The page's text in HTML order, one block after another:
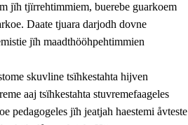
jïh tjïrrehtimmiem, buerebe guarkoem
Daate tjuara darjodh dovne
jïh maadthööhpehtimmien
skuvline tsïhkestahta hijven
aaj tsïhkestahta stuvremefaageles
pedagogeles jïh jeatjah haestemi åvteste